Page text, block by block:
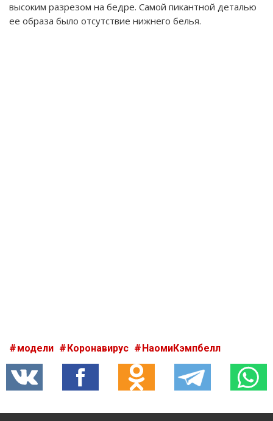
высоким разрезом на бедре. Самой пикантной деталью
ее образа было отсутствие нижнего белья.
модели Коронавирус НаомиКэмпбелл